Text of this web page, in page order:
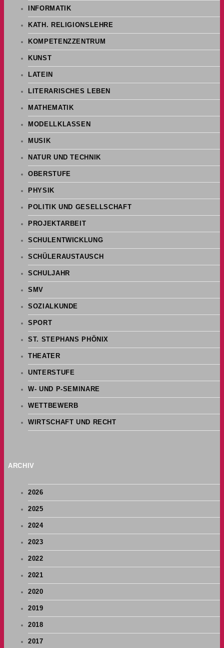
INFORMATIK
KATH. RELIGIONSLEHRE
KOMPETENZZENTRUM
KUNST
LATEIN
LITERARISCHES LEBEN
MATHEMATIK
MODELLKLASSEN
MUSIK
NATUR UND TECHNIK
OBERSTUFE
PHYSIK
POLITIK UND GESELLSCHAFT
PROJEKTARBEIT
SCHULENTWICKLUNG
SCHÜLERAUSTAUSCH
SCHULJAHR
SMV
SOZIALKUNDE
SPORT
ST. STEPHANS PHÖNIX
THEATER
UNTERSTUFE
W- UND P-SEMINARE
WETTBEWERB
WIRTSCHAFT UND RECHT
ARCHIV
2026
2025
2024
2023
2022
2021
2020
2019
2018
2017